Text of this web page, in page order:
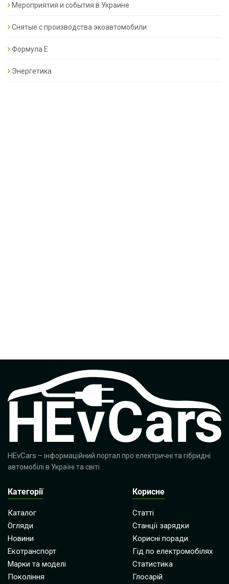
Мероприятия и события в Украине
Снятые с производства экоавтомобили
Формула Е
Энергетика
HEvCars – інформаційний портал про електричні та гібридні
автомобілі в Україні та світі
Категорії
Каталог
Огляди
Новини
Екотранспорт
Марки та моделі
Покоління
Корисне
Статті
Станції зарядки
Корисні поради
Гід по електромобілях
Статистика
Глосарій